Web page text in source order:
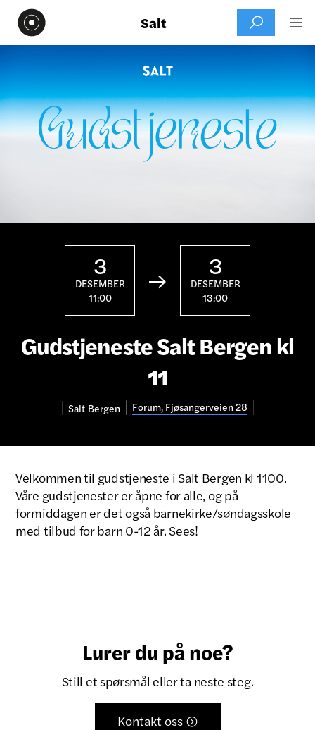
Salt  
3
DESEMBER
11:00

3
DESEMBER
13:00
Gudstjeneste Salt Bergen kl
11
Salt Bergen Forum, Fjøsangerveien 28
Velkommen til gudstjeneste i Salt Bergen kl 1100.
Våre gudstjenester er åpne for alle, og på
formiddagen er det også barnekirke/søndagsskole
med tilbud for barn 0-12 år. Sees!
Lurer du på noe?
Still et spørsmål eller ta neste steg.
Kontakt oss 